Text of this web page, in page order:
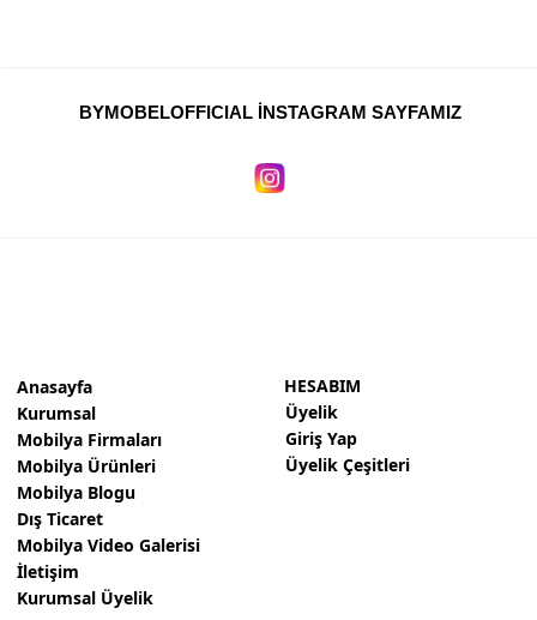
BYMOBELOFFICIAL İNSTAGRAM SAYFAMIZ
Anasayfa
Kurumsal
Mobilya Firmaları
Mobilya Ürünleri
Mobilya Blogu
Dış Ticaret
Mobilya Video Galerisi
İletişim
Kurumsal Üyelik
HESABIM
Üyelik
Giriş Yap
Üyelik Çeşitleri